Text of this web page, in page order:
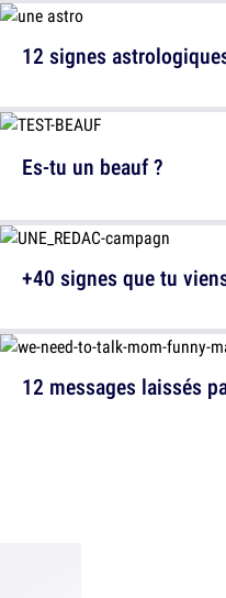
12 signes
12 messages laissés
Es-tu un beauf ?
+40 signes que tu